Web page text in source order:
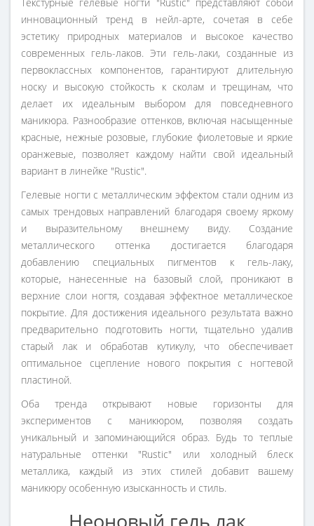
инновационный тренд в нейл-арте, сочетая в себе
эстетику природных материалов и высокое качество
современных гель-лаков. Эти гель-лаки, созданные из
первоклассных компонентов, гарантируют длительную
носку и высокую стойкость к сколам и трещинам, что
делает их идеальным выбором для повседневного
маникюра. Разнообразие оттенков, включая насыщенные
красные, нежные розовые, глубокие фиолетовые и яркие
оранжевые, позволяет каждому найти свой идеальный
вариант в линейке "Rustic".
Гелевые ногти с металлическим эффектом стали одним из
самых трендовых направлений благодаря своему яркому
и выразительному внешнему виду. Создание
металлического оттенка достигается благодаря
добавлению специальных пигментов к гель-лаку,
которые, нанесенные на базовый слой, проникают в
верхние слои ногтя, создавая эффектное металлическое
покрытие. Для достижения идеального результата важно
предварительно подготовить ногти, тщательно удалив
старый лак и обработав кутикулу, что обеспечивает
оптимальное сцепление нового покрытия с ногтевой
пластиной.
Оба тренда открывают новые горизонты для
экспериментов с маникюром, позволяя создать
уникальный и запоминающийся образ. Будь то теплые
натуральные оттенки "Rustic" или холодный блеск
металлика, каждый из этих стилей добавит вашему
маникюру особенную изысканность и стиль.
Неоновый гель лак